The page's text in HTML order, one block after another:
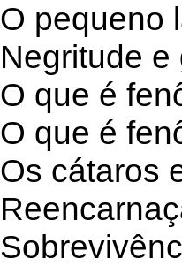
O pequeno
Negritude
O que é
O que é
Os cátaros